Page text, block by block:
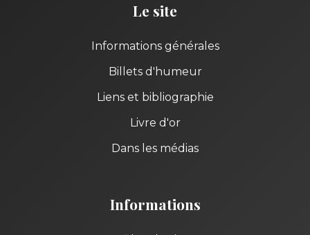
Le site
Informations générales
Billets d'humeur
Liens et bibliographie
Livre d'or
Dans les médias
Informations